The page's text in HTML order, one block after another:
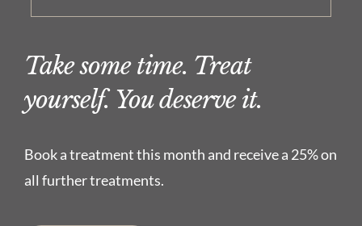
Take some time. Treat
yourself. You deserve it.
Book a treatment this month and receive a 25% on
all further treatments.